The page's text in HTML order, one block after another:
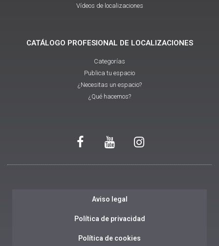
Vídeos de localizaciones
CATÁLOGO PROFESIONAL DE LOCALIZACIONES
Categorías
Publica tu espacio
¿Necesitas un espacio?
¿Qué hacemos?
Aviso legal
Política de privacidad
Política de cookies